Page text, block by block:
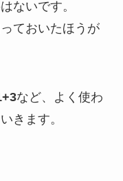
ないです。
ておいたほうが
など、よく使わ
きます。